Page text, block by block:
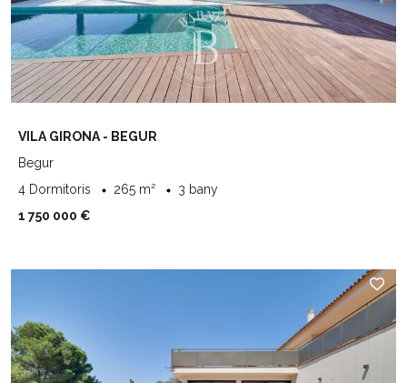
VILA GIRONA - BEGUR
Begur
4 Dormitoris
265 m²
3 bany
1 750 000 €